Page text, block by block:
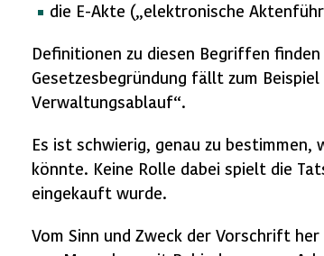
die E-Akte („elektronische
Definitionen zu diesen Begriffen
Gesetzesbegründung fällt zum
Verwaltungsablauf“.
Es ist schwierig, genau zu bestimmen,
könnte. Keine Rolle dabei spielt die
eingekauft wurde.
Vom Sinn und Zweck der Vorschrift